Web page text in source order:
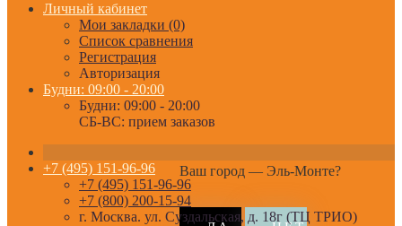
Личный кабинет
Мои закладки (0)
Список сравнения
Регистрация
Авторизация
Будни: 09:00 - 20:00
Будни: 09:00 - 20:00
СБ-ВС: прием заказов
Ваш город — Эль-Монте?
+7 (495) 151-96-96
+7 (495) 151-96-96
+7 (800) 200-15-94
г. Москва. ул. Суздальская, д. 18г (ТЦ ТРИО)